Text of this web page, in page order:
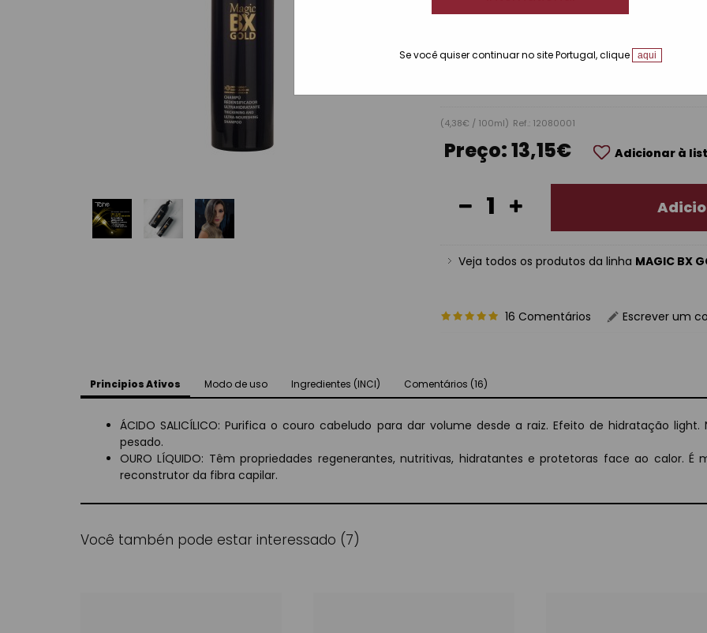
Se você quiser continuar no site Portugal, clique aqui
Tamanhos disponíveis:
(4,38€ / 100ml) Ref.: 12080001
Preço:13,15€ Adicionar à
Veja todos os produtos da linha MAGIC BX
16 Comentários Escrever um
Principios Ativos Modo de uso Ingredientes (INCI) Comentários (16)
ÁCIDO SALICÍLICO: Purifica o couro cabeludo para dar volume desde a raiz. Efeito de hidratação
pesado.
OURO LÍQUIDO: Têm propriedades regenerantes, nutritivas, hidratantes e protetoras face ao calor.
reconstrutor da fibra capilar.
Você tambén pode estar interessado (7)